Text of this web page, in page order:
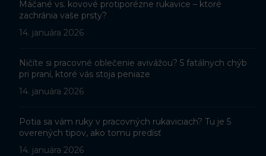
Máčané vs. kovové protiporézne rukavice – ktoré
zachránia vaše prsty?
14. januára 2026
Ničíte si pracovné oblečenie avivážou? 5 fatálnych chýb
pri praní, ktoré vás stoja peniaze
14. januára 2026
Potia sa vám ruky v pracovných rukaviciach? Tu je 5
overených tipov, ako tomu predísť
14. januára 2026